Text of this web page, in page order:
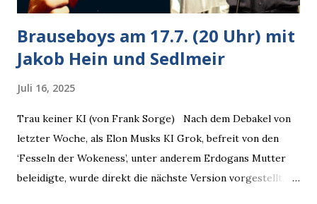
Brauseboys am 17.7. (20 Uhr) mit
Jakob Hein und Sedlmeir
Juli 16, 2025
Trau keiner KI (von Frank Sorge) Nach dem Debakel von
letzter Woche, als Elon Musks KI Grok, befreit von den
‘Fesseln der Wokeness’, unter anderem Erdogans Mutter
beleidigte, wurde direkt die nächste Version vorgestellt,